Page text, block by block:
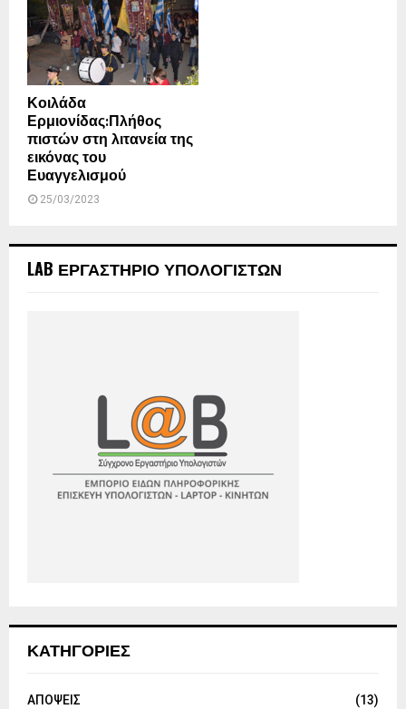
Κοιλάδα
Ερμιονίδας:Πλήθος
πιστών στη λιτανεία της
εικόνας του
Ευαγγελισμού
25/03/2023
LAB ΕΡΓΑΣΤΗΡΙΟ ΥΠΟΛΟΓΙΣΤΩΝ
ΚΑΤΗΓΟΡΙΕΣ
ΑΠΟΨΕΙΣ
(13)